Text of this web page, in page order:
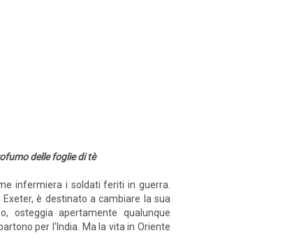
delle foglie di tè
infermiera i soldati feriti in guerra.
è destinato a cambiare la sua
osteggia apertamente qualunque
per l’India. Ma la vita in Oriente